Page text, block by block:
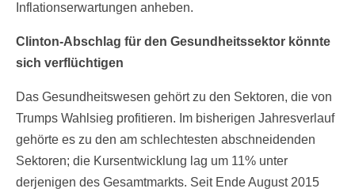
Inflationserwartungen anheben.
Clinton-Abschlag für den Gesundheitssektor könnte
sich verflüchtigen
Das Gesundheitswesen gehört zu den Sektoren, die von
Trumps Wahlsieg profitieren. Im bisherigen Jahresverlauf
gehörte es zu den am schlechtesten abschneidenden
Sektoren; die Kursentwicklung lag um 11% unter
derjenigen des Gesamtmarkts. Seit Ende August 2015